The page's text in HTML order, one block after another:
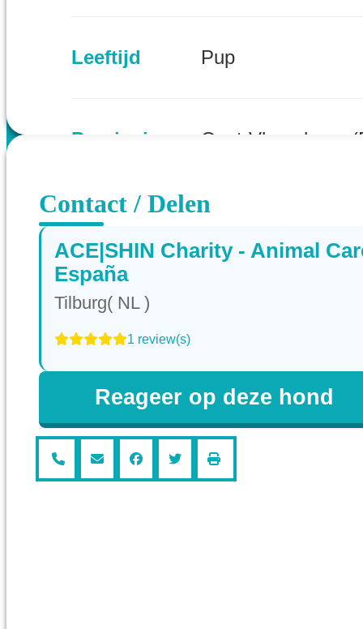
Leeftijd Pup
Provincie Oost-Vlaanderen
Contact / Delen
ACE|SHIN Charity - Animal
España
Tilburg( NL )
1 review(s)
Reageer op deze hond